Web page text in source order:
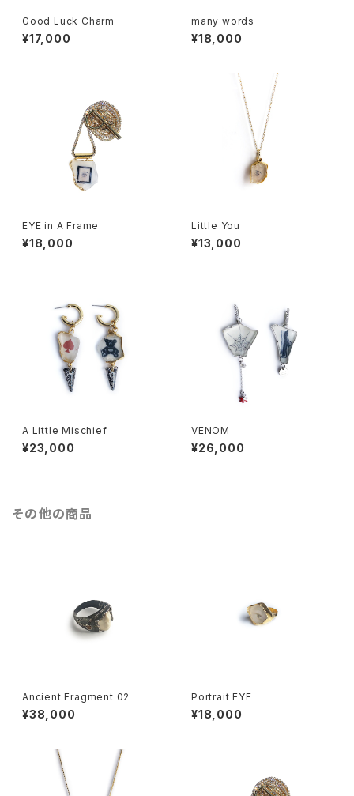
Good Luck Charm
¥17,000
many words
¥18,000
EYE in A Frame
¥18,000
Little You
¥13,000
A Little Mischief
¥23,000
VENOM
¥26,000
その他の商品
Ancient Fragment 02
¥38,000
Portrait EYE
¥18,000